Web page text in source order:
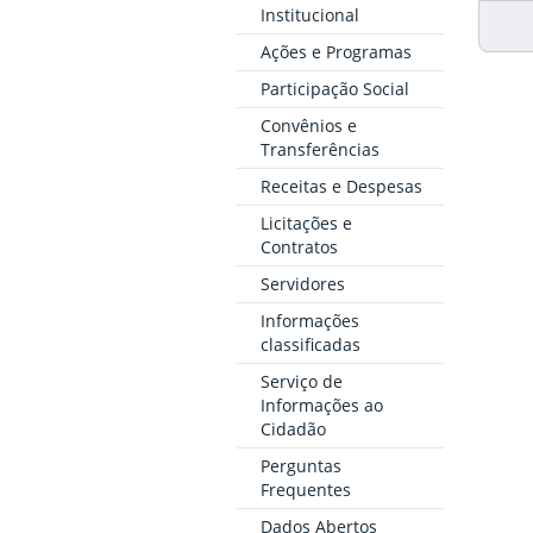
Institucional
Ações e Programas
Participação Social
Convênios e
Transferências
Receitas e Despesas
Licitações e
Contratos
Servidores
Informações
classificadas
Serviço de
Informações ao
Cidadão
Perguntas
Frequentes
Dados Abertos